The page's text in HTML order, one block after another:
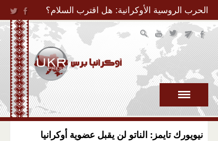
Jump to Navigation
الحرب الروسية الأوكرانية: هل اقترب السلام؟
نيويورك تايمز: الناتو لن يقبل عضوية أوكرانيا